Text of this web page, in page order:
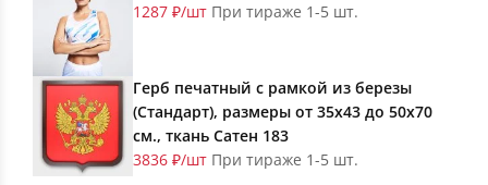
1287 ₽/шт При тираже 1-5 шт.
Герб печатный с рамкой из березы
(Стандарт), размеры от 35х43 до 50х70
см., ткань Сатен 183
3836 ₽/шт При тираже 1-5 шт.